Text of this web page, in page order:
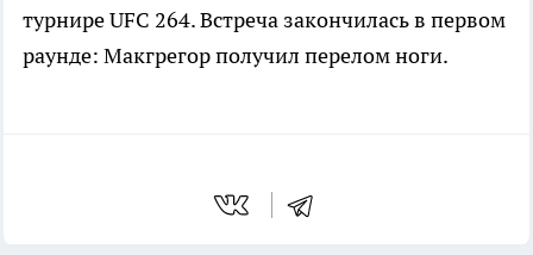
турнире UFC 264. Встреча закончилась в первом
раунде: Макгрегор получил перелом ноги.